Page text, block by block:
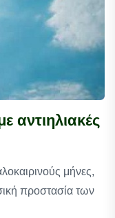
αντιηλιακές
μήνες,
προστασία των